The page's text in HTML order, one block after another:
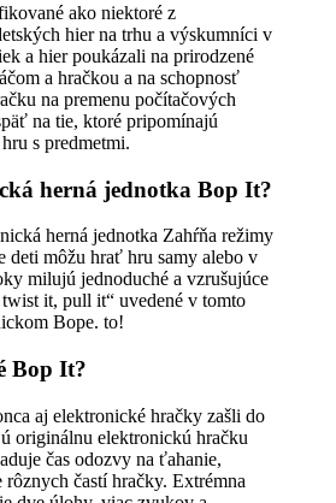
ako niektoré z
hier na trhu a výskumníci v
a hier poukázali na prirodzené
a hračkou a na schopnosť
na premenu počítačových
na tie, ktoré pripomínajú
s predmetmi.
herná jednotka Bop It?
herná jednotka Zahŕňa režimy
deti môžu hrať hru samy alebo v
milujú jednoduché a vzrušujúce
it, pull it“ uvedené v tomto
Bope. to!
Bop It?
aj elektronické hračky zašli do
originálnu elektronickú hračku
čas odozvy na ťahanie,
rôznych častí hračky. Extrémna